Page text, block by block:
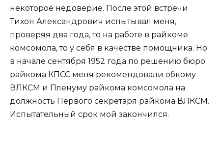
некоторое недоверие. После этой встречи
Тихон Александрович испытывал меня,
проверяя два года, то на работе в райкоме
комсомола, то у себя в качестве помощника. Но
в начале сентября 1952 года по решению бюро
райкома КПСС меня рекомендовали обкому
ВЛКСМ и Пленуму райкома комсомола на
должность Первого секретаря райкома ВЛКСМ.
Испытательный срок мой закончился.